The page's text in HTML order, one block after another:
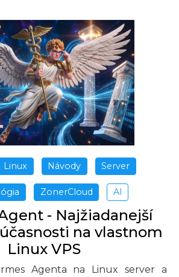
Linux Návody Server
ZonerCloud AI
- Najžiadanejší
na vlastnom
Linux VPS
Agenta na Linux server a